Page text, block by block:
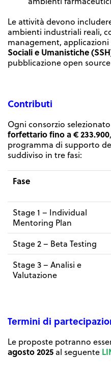
Le attività devono
ambienti industriali reali,
management, applicazioni
Sociali e Umanistiche
pubblicazione open
Contributi
Ogni consorzio
forfettario fino a € 233.900
programma di supporto
suddiviso in tre fasi:
Fase
Stage 1 – Individual
Mentoring Plan
Stage 2 – Beta Testing
Stage 3 – Analisi e
Valutazione
Termini di
Le proposte potranno
agosto2025 al seguente